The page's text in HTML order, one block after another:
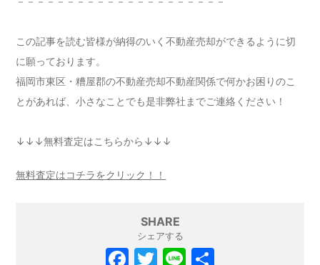
この記事を読む皆様が納得のいく不動産売却ができるように切
に願っております。
福岡市東区・糟屋郡の不動産売却不動産関係で何かお困りのこ
とがあれば、小さなことでも是非弊社までご連絡ください！
↓↓↓無料査定はこちらから↓↓↓
無料査定はコチラをクリック！！
SHARE
シェアする